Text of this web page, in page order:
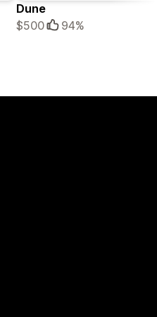
Dune
$500
94%